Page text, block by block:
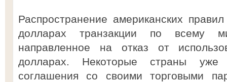
Распространение американских
долларах транзакции по всему
направленное на отказ от
долларах. Некоторые страны уже
соглашения со своими торговыми